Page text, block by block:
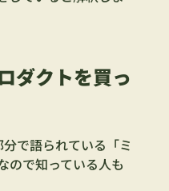
ダクトを買っ
で語られている「ミ
ので知っている人も